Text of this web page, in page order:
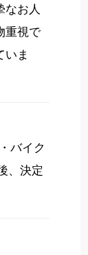
なお人
重視で
いま
バイク
、決定